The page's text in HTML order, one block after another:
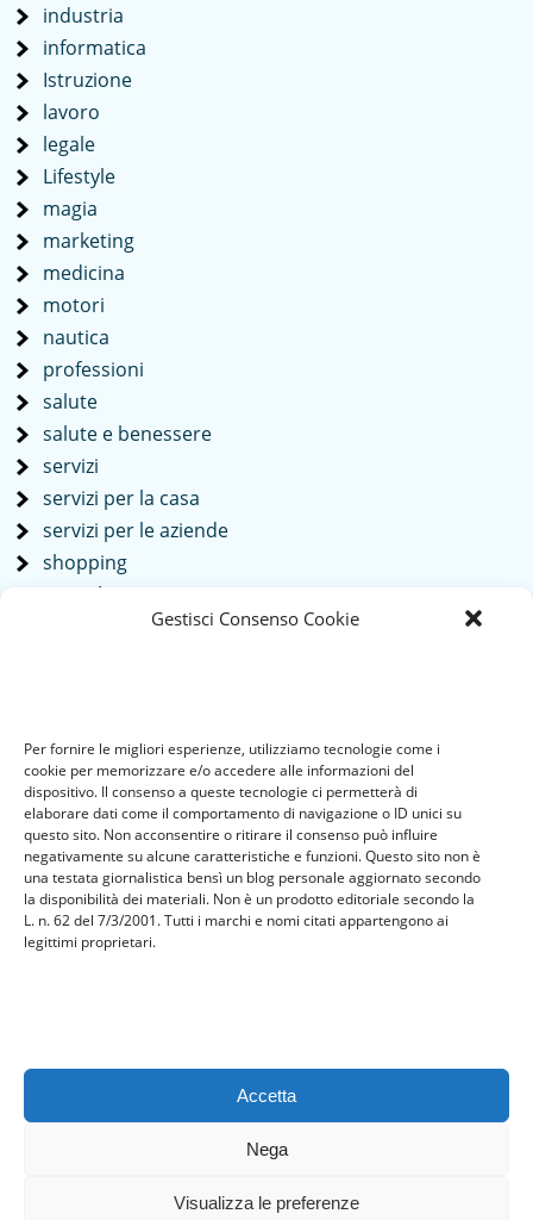
Gestisci Consenso Cookie
Per fornire le migliori esperienze, utilizziamo tecnologie come i
cookie per memorizzare e/o accedere alle informazioni del
dispositivo. Il consenso a queste tecnologie ci permetterà di
elaborare dati come il comportamento di navigazione o ID unici su
questo sito. Non acconsentire o ritirare il consenso può influire
negativamente su alcune caratteristiche e funzioni. Questo sito non è
una testata giornalistica bensì un blog personale aggiornato secondo
la disponibilità dei materiali. Non è un prodotto editoriale secondo la
L. n. 62 del 7/3/2001. Tutti i marchi e nomi citati appartengono ai
legittimi proprietari.
Accetta
Nega
Visualizza le preferenze
industria
informatica
Istruzione
lavoro
legale
Lifestyle
magia
marketing
medicina
motori
nautica
professioni
salute
salute e benessere
servizi
servizi per la casa
servizi per le aziende
shopping
società
Uncategorized
viaggi
web
web marketing
wedding
Meta